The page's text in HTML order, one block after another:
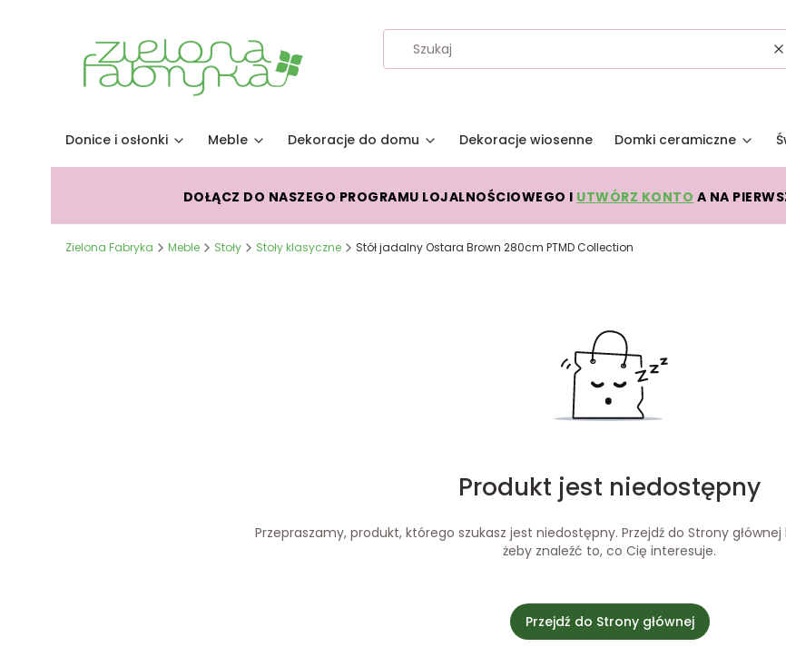
Donice i osłonki Meble Dekoracje do domu Dekoracje wiosenne Domki ceramiczne
DOŁĄCZ DO NASZEGO PROGRAMU LOJALNOŚCIOWEGO I UTWÓRZ KONTO A NA
Zielona Fabryka Meble Stoły Stoły klasyczne Stół jadalny Ostara Brown 280cm PTMD Collection
Produkt jest niedostępny
Przepraszamy, produkt, którego szukasz jest niedostępny. Przejdź do Strony
żeby znaleźć to, co Cię interesuje.
Przejdź do Strony głównej